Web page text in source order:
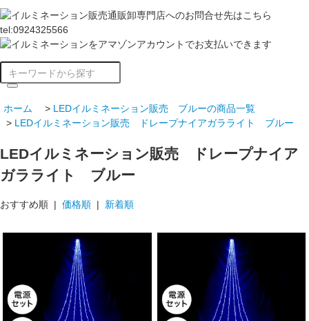
ホーム > LEDイルミネーション販売 ブルーの商品一覧
> LEDイルミネーション販売 ドレープナイアガラライト ブルー
LEDイルミネーション販売 ドレープナイア
ガラライト ブルー
おすすめ順 | 価格順 | 新着順